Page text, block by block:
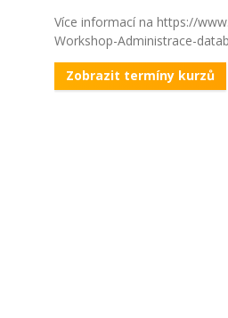
Více informací na https://
Workshop-Administrace-
Zobrazit termíny kurzů